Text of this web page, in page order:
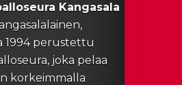
Kangasala
1994 perustettu
joka pelaa
korkeimmalla